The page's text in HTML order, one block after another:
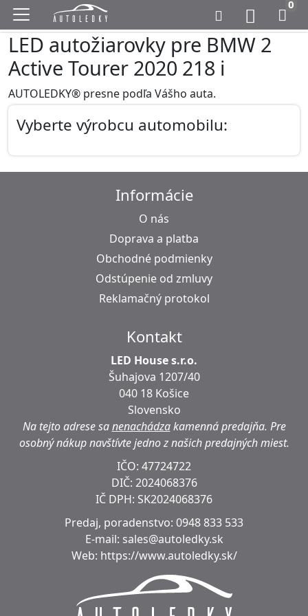
0
LED autožiarovky pre BMW 2
Active Tourer 2020 218 i
AUTOLEDKY® presne podľa Vášho auta.
Vyberte výrobcu automobilu:
Informácie
O nás
Doprava a platba
Obchodné podmienky
Odstúpenie od zmluvy
Reklamačný protokol
Kontakt
LED House s.r.o.
Šuhajova 1207/40
040 18 Košice
Slovensko
Na tejto adrese sanenachádzakamenná predajňa. Pre
osobný nákup navštívte jedno z našich predajných miest.
IČO: 47724722
DIČ: 2024068376
IČ DPH: SK2024068376
Predaj, poradenstvo: 0948 833 533
E-mail: sales@autoledky.sk
Web: https://www.autoledky.sk/